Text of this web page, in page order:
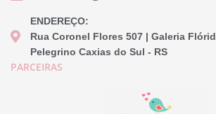
ENDEREÇO:
Rua Coronel Flores 507 | Galeria
Pelegrino Caxias do Sul - RS
PARCEIRAS